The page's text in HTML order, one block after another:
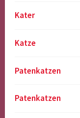
Kater
Katze
Patenkatzen
Patenkatzen